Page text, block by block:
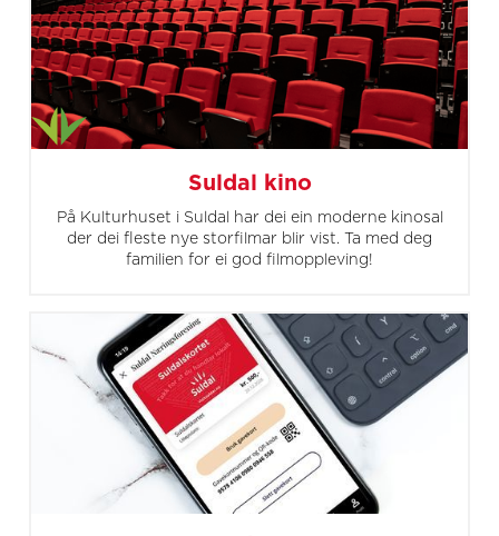
Suldal kino
På Kulturhuset i Suldal har dei ein moderne kinosal
der dei fleste nye storfilmar blir vist. Ta med deg
familien for ei god filmoppleving!